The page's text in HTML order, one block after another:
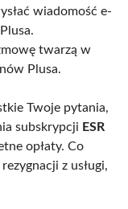
wiadomość e-
twarzą w
Plusa.
Twoje pytania,
subskrypcji ESR
opłaty. Co
z usługi,